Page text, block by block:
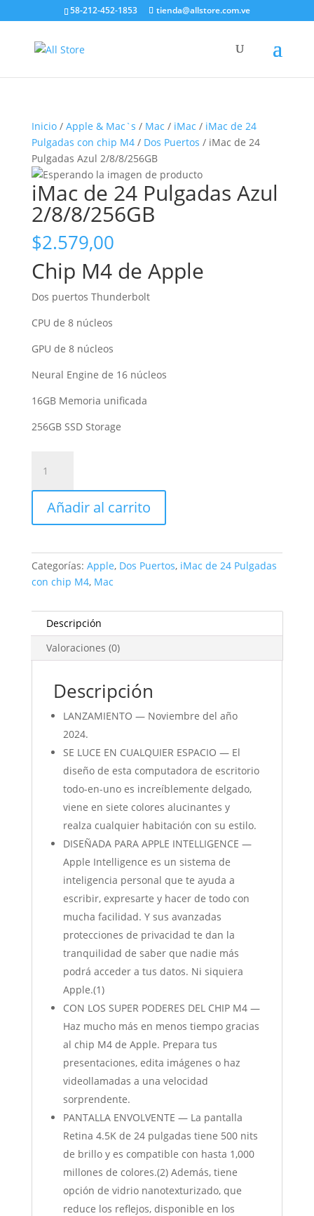
58-212-452-1853 tienda@allstore.com.ve
Inicio/ Apple & Mac`s / Mac / iMac / iMac de 24
Pulgadas con chip M4/ Dos Puertos / iMac de 24
Pulgadas Azul 2/8/8/256GB
iMac de 24 Pulgadas Azul
2/8/8/256GB
$2.579,00
Chip M4 de Apple
Dos puertos Thunderbolt
CPU de 8 núcleos
GPU de 8 núcleos
Neural Engine de 16 núcleos
16GB Memoria unificada
256GB SSD Storage
24
Pulgadas
Azul
cantidad
Añadir al carrito
Categorías: Apple, Dos Puertos, iMac de 24 Pulgadas
con chip M4, Mac
Descripción
Valoraciones (0)
Descripción
LANZAMIENTO — Noviembre del año
2024.
SE LUCE EN CUALQUIER ESPACIO — El
diseño de esta computadora de escritorio
todo-en-uno es increíblemente delgado,
viene en siete colores alucinantes y
realza cualquier habitación con su estilo.
DISEÑADA PARA APPLE INTELLIGENCE —
Apple Intelligence es un sistema de
inteligencia personal que te ayuda a
escribir, expresarte y hacer de todo con
mucha facilidad. Y sus avanzadas
protecciones de privacidad te dan la
tranquilidad de saber que nadie más
podrá acceder a tus datos. Ni siquiera
Apple.(1)
CON LOS SUPER PODERES DEL CHIP M4 —
Haz mucho más en menos tiempo gracias
al chip M4 de Apple. Prepara tus
presentaciones, edita imágenes o haz
videollamadas a una velocidad
sorprendente.
PANTALLA ENVOLVENTE — La pantalla
Retina 4.5K de 24 pulgadas tiene 500 nits
de brillo y es compatible con hasta 1,000
millones de colores.(2) Además, tiene
opción de vidrio nanotexturizado, que
reduce los reflejos, disponible en los